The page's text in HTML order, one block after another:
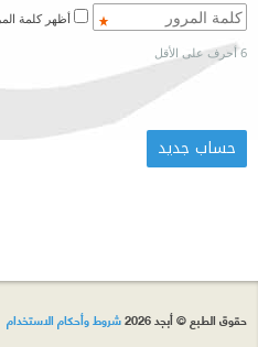
6 أحرف على الأقل
حقوق الطبع © أبجد 2026 شروط وأحكام الاستخدام